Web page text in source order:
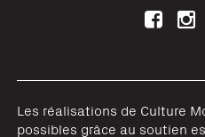
Les réalisations de Culture
possibles grâce au soutien